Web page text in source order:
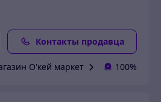
Контакты продавца
O'кей маркет 100%